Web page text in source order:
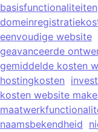
basisfunctionaliteiten
eenvoudige website
geavanceerde
gemiddelde kosten
hostingkosten
kosten website
naamsbekendheid